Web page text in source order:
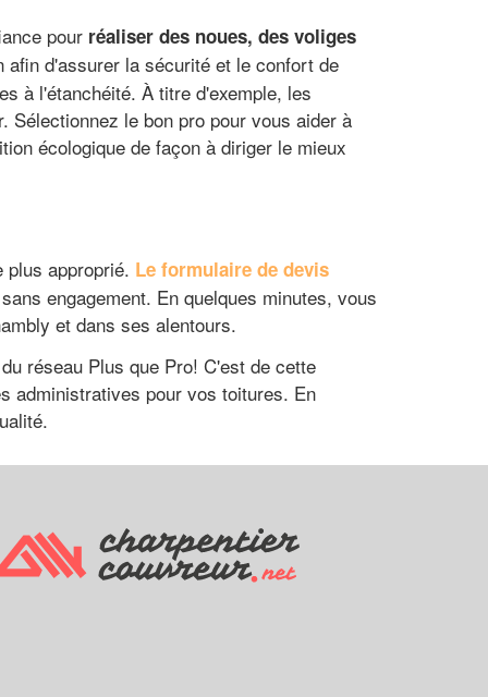
pour réaliser des noues, des voliges
d'assurer la sécurité et le confort de
à l'étanchéité. À titre d'exemple, les
le bon pro pour vous aider à
écologique de façon à diriger le mieux
approprié. Le formulaire de devis
engagement. En quelques minutes, vous
et dans ses alentours.
réseau Plus que Pro! C'est de cette
administratives pour vos toitures. En